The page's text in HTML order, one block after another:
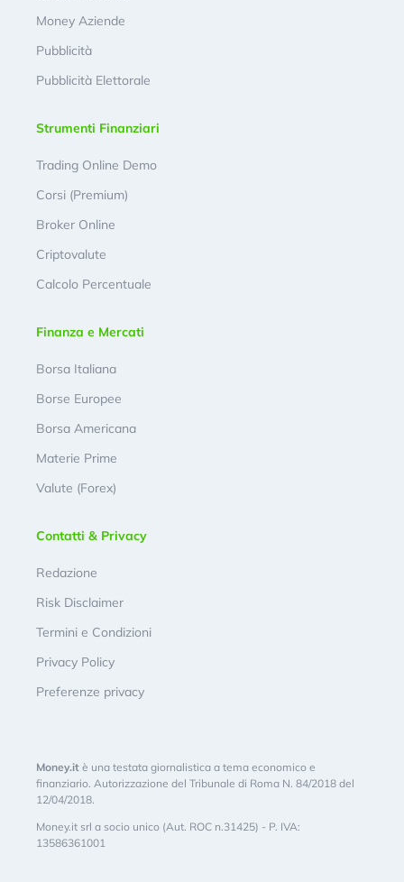
Money Aziende
Pubblicità
Pubblicità Elettorale
Strumenti Finanziari
Trading Online Demo
Corsi (Premium)
Broker Online
Criptovalute
Calcolo Percentuale
Finanza e Mercati
Borsa Italiana
Borse Europee
Borsa Americana
Materie Prime
Valute (Forex)
Contatti & Privacy
Redazione
Risk Disclaimer
Termini e Condizioni
Privacy Policy
Preferenze privacy
Money.it è una testata giornalistica a tema economico e
finanziario. Autorizzazione del Tribunale di Roma N. 84/2018 del
12/04/2018.
Money.it srl a socio unico (Aut. ROC n.31425) - P. IVA:
13586361001